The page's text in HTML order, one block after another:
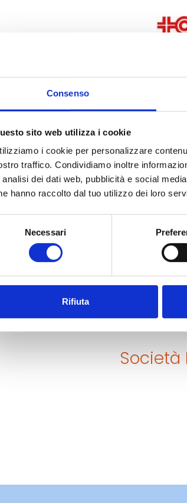
Consenso
sito web utilizza i cookie
i cookie per personalizzare
traffico. Condividiamo inoltre
analisi dei dati web, pubblicità e social
hanno raccolto dal tuo utilizzo dei loro
Necessari
Rifiuta
Società